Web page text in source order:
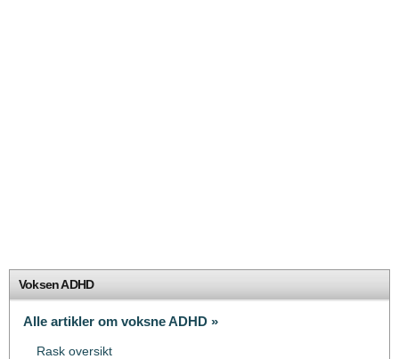
Voksen ADHD
Alle artikler om voksne ADHD »
Rask oversikt